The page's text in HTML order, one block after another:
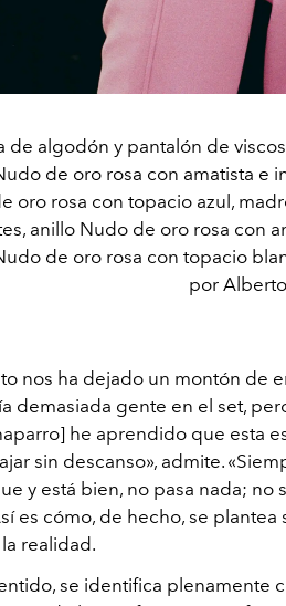
de algodón y pantalón de
de oro rosa con amatista e
oro rosa con topacio azul,
anillo Nudo de oro rosa con
de oro rosa con topacio
por
nos ha dejado un montón de
demasiada gente en el set,
he aprendido que esta
sin descanso», admite.
y está bien, no pasa nada; no
es cómo, de hecho, se
realidad.
se identifica plenamente